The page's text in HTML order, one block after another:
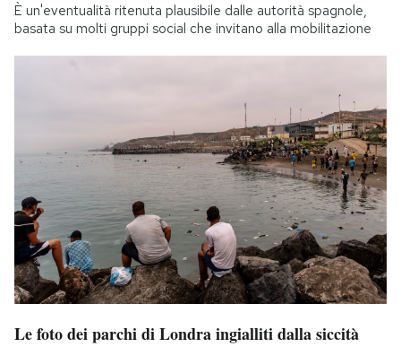
È un'eventualità ritenuta plausibile dalle autorità spagnole,
basata su molti gruppi social che invitano alla mobilitazione
Le foto dei parchi di Londra ingialliti dalla siccità